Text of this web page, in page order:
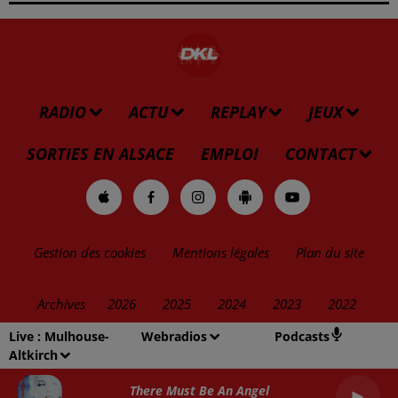
Live : Mulhouse-
Altkirch
Webradios Podcasts
There Must Be An Angel
RADIO ACTU REPLAY
JEUX
SORTIES EN ALSACE
EMPLOI CONTACT
Gestion des cookies Mentions légales Plan du site
Archives 2026 2025 2024 2023 2022